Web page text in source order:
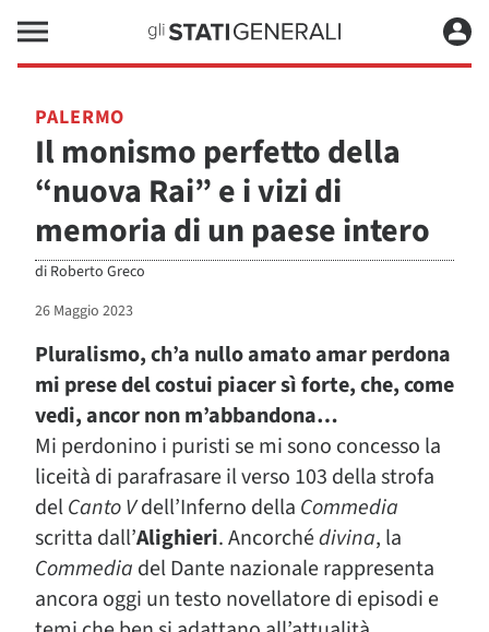
PALERMO
Il monismo perfetto della
“nuova Rai” e i vizi di
memoria di un paese intero
di Roberto Greco
26 Maggio 2023
Pluralismo, ch’a nullo amato amar perdona
mi prese del costui piacer sì forte, che, come
vedi, ancor non m’abbandona…
Mi perdonino i puristi se mi sono concesso la
liceità di parafrasare il verso 103 della strofa
delCanto Vdell’Inferno della Commedia
scritta dall’Alighieri. Ancorchédivina, la
Commedia del Dante nazionale rappresenta
ancora oggi un testo novellatore di episodi e